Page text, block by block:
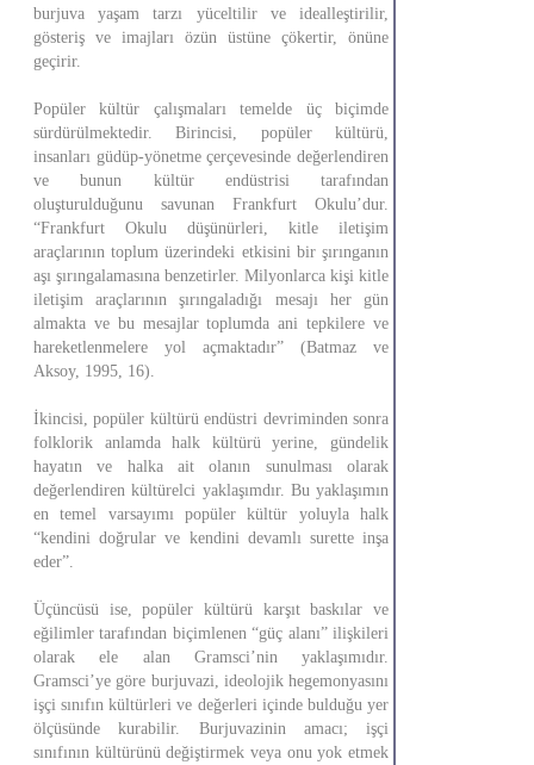
burjuva yaşam tarzı yüceltilir ve idealleştirilir,
gösteriş ve imajları özün üstüne çökertir, önüne
geçirir.
Popüler kültür çalışmaları temelde üç biçimde
sürdürülmektedir. Birincisi, popüler kültürü,
insanları güdüp-yönetme çerçevesinde değerlendiren
ve bunun kültür endüstrisi tarafından
oluşturulduğunu savunan Frankfurt Okulu’dur.
“Frankfurt Okulu düşünürleri, kitle iletişim
araçlarının toplum üzerindeki etkisini bir şırınganın
aşı şırıngalamasına benzetirler. Milyonlarca kişi kitle
iletişim araçlarının şırıngaladığı mesajı her gün
almakta ve bu mesajlar toplumda ani tepkilere ve
hareketlenmelere yol açmaktadır” (Batmaz ve
Aksoy, 1995, 16).
İkincisi, popüler kültürü endüstri devriminden sonra
folklorik anlamda halk kültürü yerine, gündelik
hayatın ve halka ait olanın sunulması olarak
değerlendiren kültürelci yaklaşımdır. Bu yaklaşımın
en temel varsayımı popüler kültür yoluyla halk
“kendini doğrular ve kendini devamlı surette inşa
eder”.
Üçüncüsü ise, popüler kültürü karşıt baskılar ve
eğilimler tarafından biçimlenen “güç alanı” ilişkileri
olarak ele alan Gramsci’nin yaklaşımıdır.
Gramsci’ye göre burjuvazi, ideolojik hegemonyasını
işçi sınıfın kültürleri ve değerleri içinde bulduğu yer
ölçüsünde kurabilir. Burjuvazinin amacı; işçi
sınıfının kültürünü değiştirmek veya onu yok etmek